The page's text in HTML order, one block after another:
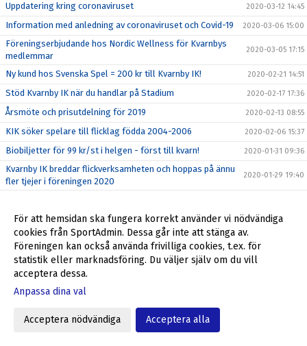
Uppdatering kring coronaviruset 2020-03-12 14:45
Information med anledning av coronaviruset och Covid-19 2020-03-06 15:00
Föreningserbjudande hos Nordic Wellness för Kvarnbys
medlemmar
2020-03-05 17:15
Ny kund hos Svenska Spel = 200 kr till Kvarnby IK! 2020-02-21 14:51
Stöd Kvarnby IK när du handlar på Stadium 2020-02-17 17:36
Årsmöte och prisutdelning för 2019 2020-02-13 08:55
KIK söker spelare till flicklag födda 2004-2006 2020-02-06 15:37
Biobiljetter för 99 kr/st i helgen - först till kvarn! 2020-01-31 09:36
Kvarnby IK breddar flickverksamheten och hoppas på ännu
fler tjejer i föreningen 2020
2020-01-29 19:40
Tack alla! 2019-12-26 14:28
God jul och Gott nytt år!
Biobiljetter för 99 kr/st i helgen - först till kvarn! 2019-12-20 10:18
Tack Lisa!
Köpa Bingolotter till Uppesittarkvällen och stötta Kvarnby
Nattfotboll – spontanfotboll i Kvarnby IK
För att hemsidan ska fungera korrekt använder vi nödvändiga
cookies från SportAdmin. Dessa går inte att stänga av.
Föreningen kan också använda frivilliga cookies, t.ex. för
statistik eller marknadsföring. Du väljer själv om du vill
acceptera dessa.
Anpassa dina val
Acceptera nödvändiga Acceptera alla